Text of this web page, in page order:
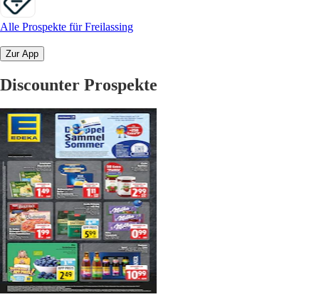
Alle Prospekte für Freilassing
Zur App
Discounter Prospekte